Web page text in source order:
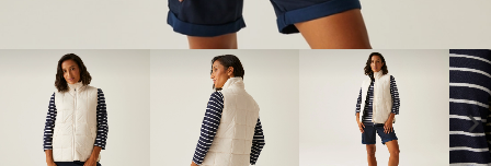
chevron_right